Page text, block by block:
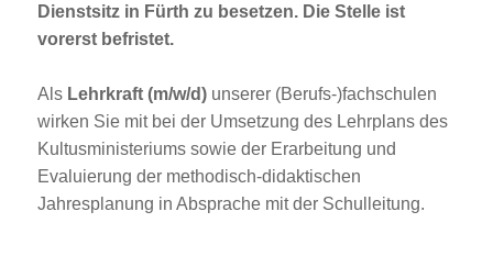
Dienstsitz in Fürth zu besetzen. Die Stelle ist
vorerst befristet.
Als Lehrkraft (m/w/d) unserer (Berufs-)fachschulen
wirken Sie mit bei der Umsetzung des Lehrplans des
Kultusministeriums sowie der Erarbeitung und
Evaluierung der methodisch-didaktischen
Jahresplanung in Absprache mit der Schulleitung.